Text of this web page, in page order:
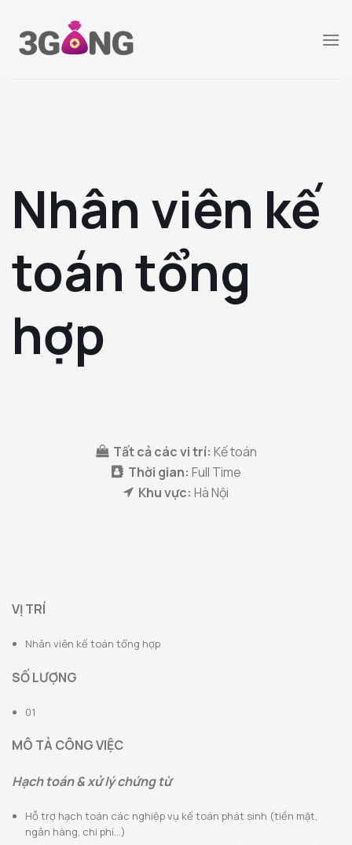
đến
Nhân viên kế
toán tổng
hợp
Tất cả các vi trí: Kế toán
Thời gian: Full Time
Khu vực: Hà Nội
VỊ TRÍ
Nhân viên kế toán tổng hợp
SỐ LƯỢNG
01
MÔ TẢ CÔNG VIỆC
Hạch toán & xử lý chứng từ
Hỗ trợ hạch toán các nghiệp vụ kế toán phát sinh (tiền mặt,
ngân hàng, chi phí…)